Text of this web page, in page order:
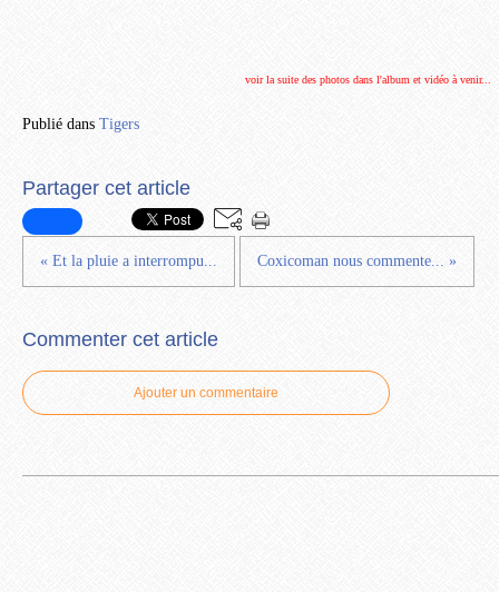
voir la suite des photos dans l'album et vidéo à venir...
Publié dans Tigers
Partager cet article
« Et la pluie a interrompu... Coxicoman nous commente... »
Commenter cet article
Ajouter un commentaire